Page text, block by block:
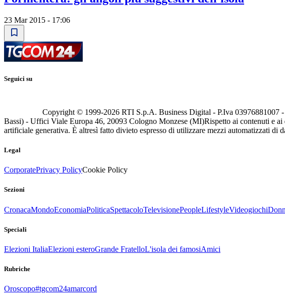
23 Mar 2015 - 17:06
Seguici su
Copyright © 1999-2026 RTI S.p.A. Business Digital - P.Iva 03976881007
Bassi) - Uffici Viale Europa 46, 20093 Cologno Monzese (MI)Rispetto ai contenuti e
artificiale generativa. È altresì fatto divieto espresso di utilizzare mezzi automatizzati di
Legal
CorporatePrivacy PolicyCookie Policy
Sezioni
CronacaMondoEconomiaPoliticaSpettacoloTelevisionePeopleLifestyleVideogiochi
Speciali
Elezioni ItaliaElezioni esteroGrande FratelloL'isola dei famosiAmici
Rubriche
Oroscopo#tgcom24amarcord